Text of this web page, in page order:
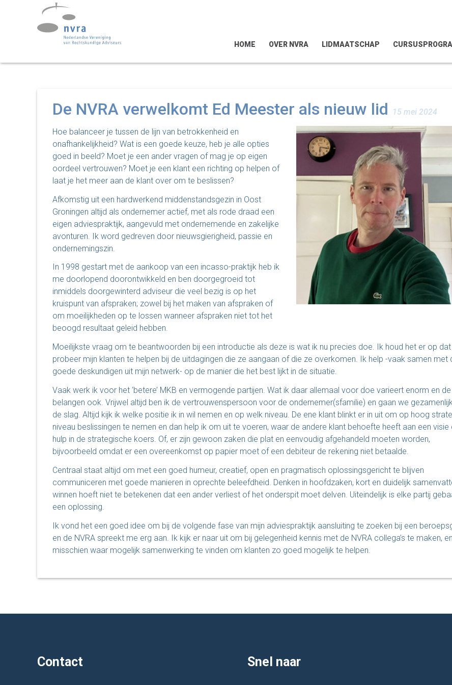
HOME OVER NVRA LIDMAATSCHAP
De NVRA verwelkomt Ed Meester als nieuw lid 15 mei 2024
Hoe balanceer je tussen de lijn van betrokkenheid en
onafhankelijkheid? Wat is een goede keuze, heb je alle opties
goed in beeld? Moet je een ander vragen of mag je op eigen
oordeel vertrouwen? Moet je een klant een richting op helpen of
laat je het meer aan de klant over om te beslissen?
Afkomstig uit een hardwerkend middenstandsgezin in Oost
Groningen altijd als ondernemer actief, met als rode draad een
eigen adviespraktijk, aangevuld met ondernemende en zakelijke
avonturen. Ik word gedreven door nieuwsgierigheid, passie en
ondernemingszin.
In 1998 gestart met de aankoop van een incasso-praktijk heb ik
me doorlopend doorontwikkeld en ben doorgegroeid tot
inmiddels doorgewinterd adviseur die veel bezig is op het
kruispunt van afspraken; zowel bij het maken van afspraken of
om moeilijkheden op te lossen wanneer afspraken niet tot het
beoogd resultaat geleid hebben.
Moeilijkste vraag om te beantwoorden bij een introductie als deze is wat ik nu precies doe. Ik houd het er op
probeer mijn klanten te helpen bij de uitdagingen die ze aangaan of die ze overkomen. Ik help -vaak samen met
goede deskundigen uit mijn netwerk- op de manier die het best lijkt in de situatie.
Vaak werk ik voor het ‘betere’ MKB en vermogende partijen. Wat ik daar allemaal voor doe varieert enorm en de
belangen ook. Vrijwel altijd ben ik de vertrouwenspersoon voor de ondernemer(sfamilie) en gaan we
de slag. Altijd kijk ik welke positie ik in wil nemen en op welk niveau. De ene klant blinkt er in uit om op hoog
niveau beslissingen te nemen en dan help ik om uit te voeren, waar de andere klant behoefte heeft aan een visie
hulp in de strategische koers. Of, er zijn gewoon zaken die plat en eenvoudig afgehandeld moeten worden,
bijvoorbeeld omdat er een overeenkomst op papier moet of een debiteur de rekening niet betaalde.
Centraal staat altijd om met een goed humeur, creatief, open en pragmatisch oplossingsgericht te blijven
communiceren met goede manieren in oprechte beleefdheid. Denken in hoofdzaken, kort en duidelijk
winnen hoeft niet te betekenen dat een ander verliest of het onderspit moet delven. Uiteindelijk is elke partij
een oplossing.
Ik vond het een goed idee om bij de volgende fase van mijn adviespraktijk aansluiting te zoeken bij een
en de NVRA spreekt me erg aan. Ik kijk er naar uit om bij gelegenheid kennis met de NVRA collega’s te maken, en
misschien waar mogelijk samenwerking te vinden om klanten zo goed mogelijk te helpen.
Contact Snel naar